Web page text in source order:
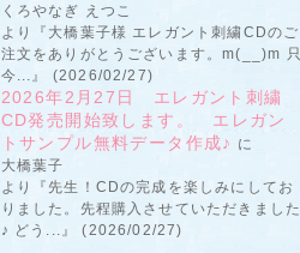
くろやなぎ えつこ
より『大橋葉子様 エレガント刺繍CDのご
注文をありがとうございます。m(__)m 只
今...』 (2026/02/27)
2026年2月27日 エレガント刺繍
CD発売開始致します。 エレガン
トサンプル無料データ作成♪ に
大橋葉子
より『先生！CDの完成を楽しみにしてお
りました。先程購入させていただきました
♪ どう...』 (2026/02/27)